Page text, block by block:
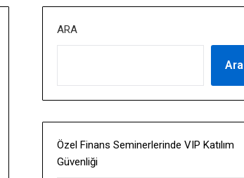
ARA
Ara
Özel Finans Seminerlerinde VIP Katılım
Güvenliği